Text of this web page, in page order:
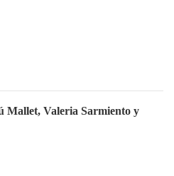
Mallet, Valeria Sarmiento y